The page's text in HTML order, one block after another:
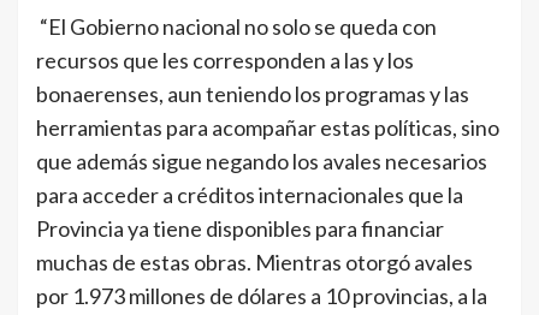
“El Gobierno nacional no solo se queda con
recursos que les corresponden a las y los
bonaerenses, aun teniendo los programas y las
herramientas para acompañar estas políticas, sino
que además sigue negando los avales necesarios
para acceder a créditos internacionales que la
Provincia ya tiene disponibles para financiar
muchas de estas obras. Mientras otorgó avales
por 1.973 millones de dólares a 10 provincias, a la